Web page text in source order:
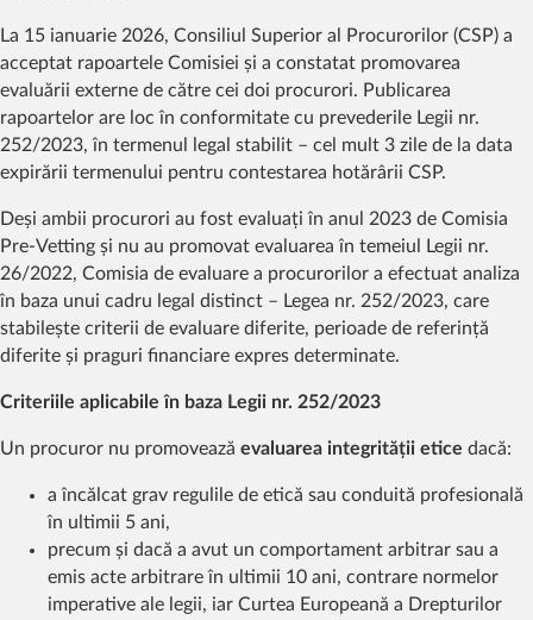
La 15 ianuarie 2026, Consiliul Superior al Procurorilor (CSP) a
acceptat rapoartele Comisiei și a constatat promovarea
evaluării externe de către cei doi procurori. Publicarea
rapoartelor are loc în conformitate cu prevederile Legii nr.
252/2023, în termenul legal stabilit – cel mult 3 zile de la data
expirării termenului pentru contestarea hotărârii CSP.
Deși ambii procurori au fost evaluați în anul 2023 de Comisia
Pre-Vetting și nu au promovat evaluarea în temeiul Legii nr.
26/2022, Comisia de evaluare a procurorilor a efectuat analiza
în baza unui cadru legal distinct – Legea nr. 252/2023, care
stabilește criterii de evaluare diferite, perioade de referință
diferite și praguri financiare expres determinate.
Criteriile aplicabile în baza Legii nr. 252/2023
Un procuror nu promovează evaluarea integrității etice dacă:
a încălcat grav regulile de etică sau conduită profesională
în ultimii 5 ani,
precum și dacă a avut un comportament arbitrar sau a
emis acte arbitrare în ultimii 10 ani, contrare normelor
imperative ale legii, iar Curtea Europeană a Drepturilor